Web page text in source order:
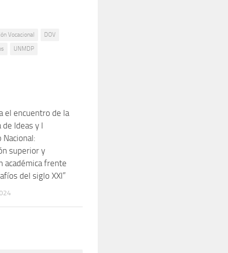
Vocacional
DOV
UNMDP
el encuentro de la
de Ideas y I
Nacional:
superior y
académica frente
del siglo XXI”